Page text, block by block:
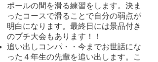
ポールの間を滑る練習をします。決ま
ったコースで滑ることで自分の弱点が
明白になります。最終日には景品付き
のプチ大会もあります！！
追い出しコンパ・・今までお世話にな
った４年生の先輩を追い出します。こ